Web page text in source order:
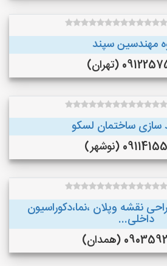
مهندسین سپند
(تهران)
سازی ساختمان لسکو
(نوشهر)
نقشه وپلان ،نما،دکوراسیون
داخلی...
(همدان)